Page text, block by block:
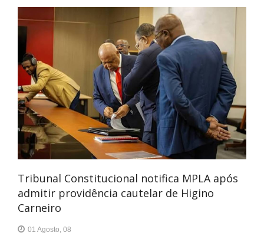
Tribunal Constitucional notifica MPLA após
admitir providência cautelar de Higino
Carneiro
01 Agosto, 08